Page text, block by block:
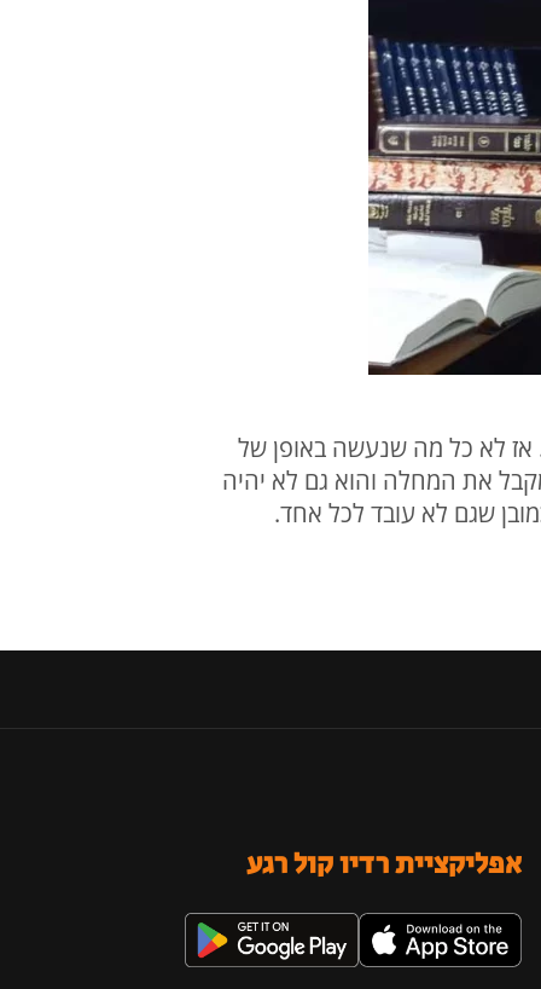
אז לא כל מה שנעשה באופן של
את המחלה והוא גם לא יהיה
שגם לא עובד לכל אחד.
אפליקציית רדיו קול רגע